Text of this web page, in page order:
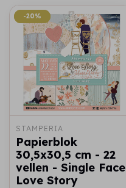
-20%
-20%
STAMPERIA
Papierblok
30,5x30,5 cm - 22
vellen - Single Face
Love Story